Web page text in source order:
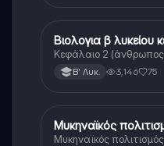
Βιολογία
Βιολογια β λυκείου
Κεφάλαιο 2 (άνθρωπος
Β' Λυκ. 3,146 75
Ιστορία
Μυκηναϊκός
Μυκηναϊκός πολιτισμός